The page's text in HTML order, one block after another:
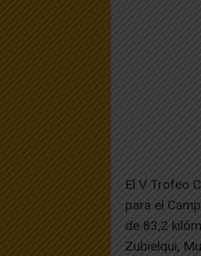
El V Trofeo
para el
de 83,2
Zubielqui,